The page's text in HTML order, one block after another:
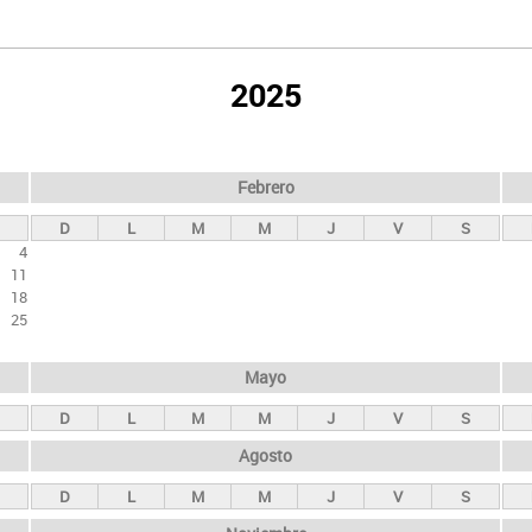
2025
4
11
18
25
Febrero
D L M M J V S
Mayo
D L M M J V S
Agosto
D L M M J V S